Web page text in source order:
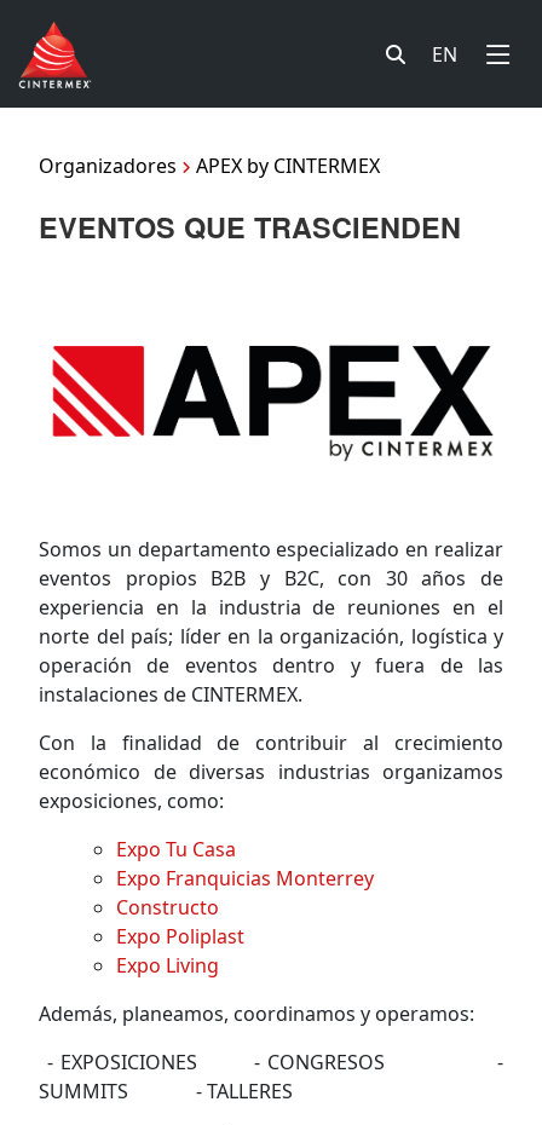
EN
Organizadores APEX by CINTERMEX
EVENTOS QUE TRASCIENDEN
Somos un departamento especializado en realizar
eventos propios B2B y B2C, con 30 años de
experiencia en la industria de reuniones en el
norte del país; líder en la organización, logística y
operación de eventos dentro y fuera de las
instalaciones de CINTERMEX.
Con la finalidad de contribuir al crecimiento
económico de diversas industrias organizamos
exposiciones, como:
Expo Tu Casa
Expo Franquicias Monterrey
Constructo
Expo Poliplast
Expo Living
Además, planeamos, coordinamos y operamos:
- EXPOSICIONES - CONGRESOS -
SUMMITS - TALLERES